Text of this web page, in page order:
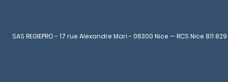
SAS REGIEPRO - 17 rue Alexandre Mari - 06300 Nice — RCS Nice 811